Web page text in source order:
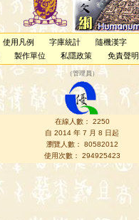
使用凡例 字庫統計 隨機漢字
製作單位 私隱政策 免責聲明
（管理員 ）
在線人數： 2250
自 2014 年 7 月 8 日起
瀏覽人數： 80582012
使用次數： 294925423